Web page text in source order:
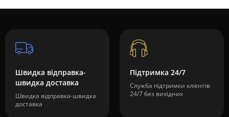
Швидка відправка-
швидка доставка
Швидка відправка-швидка
доставка
Підтримка 24/7
Служба підтримки клієнтів
24/7 без вихідних